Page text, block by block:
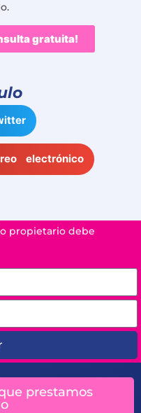
gratuita!
electrónico
propietario debe
prestamos